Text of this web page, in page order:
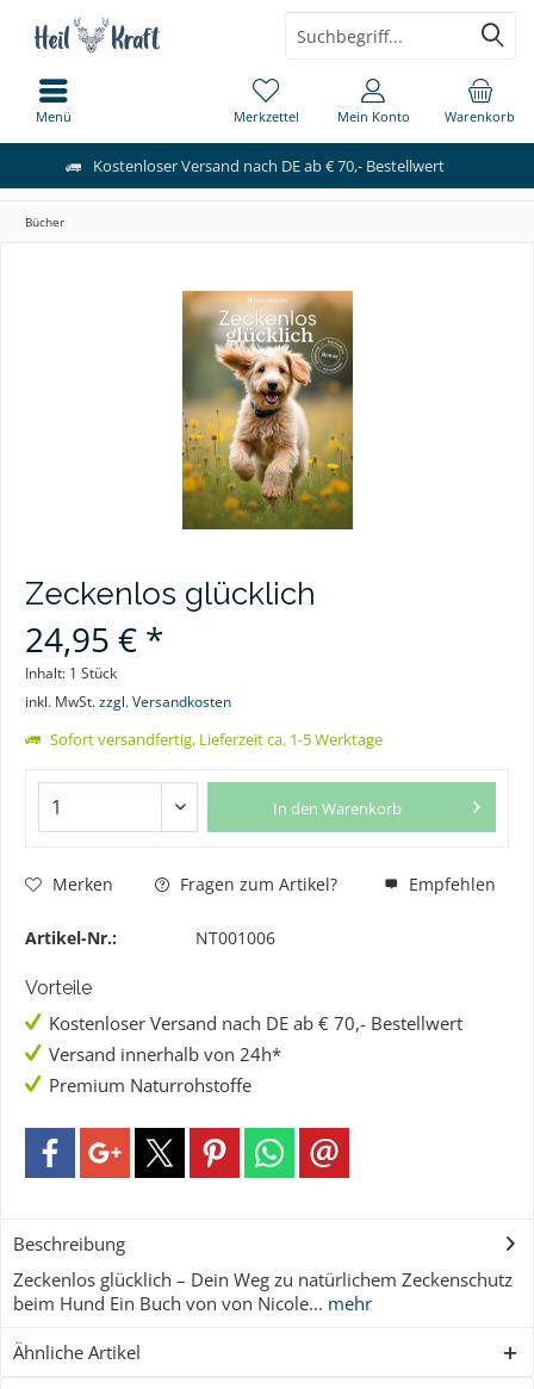
Kostenloser Versand nach DE ab € 70,- Bestellwert
Menü Warenkorb
Merkzettel Mein Konto
Bücher
Zeckenlos glücklich
24,95 € *
Inhalt: 1 Stück
inkl. MwSt.zzgl. Versandkosten
Sofort versandfertig, Lieferzeit ca. 1-5 Werktage
In den Warenkorb
Merken Fragen zum Artikel? Empfehlen
Artikel-Nr.: NT001006
Vorteile
Kostenloser Versand nach DE ab € 70,- Bestellwert
Versand innerhalb von 24h*
Premium Naturrohstoffe
Beschreibung
Zeckenlos glücklich – Dein Weg zu natürlichem Zeckenschutz
beim Hund Ein Buch von von Nicole... mehr
Ähnliche Artikel